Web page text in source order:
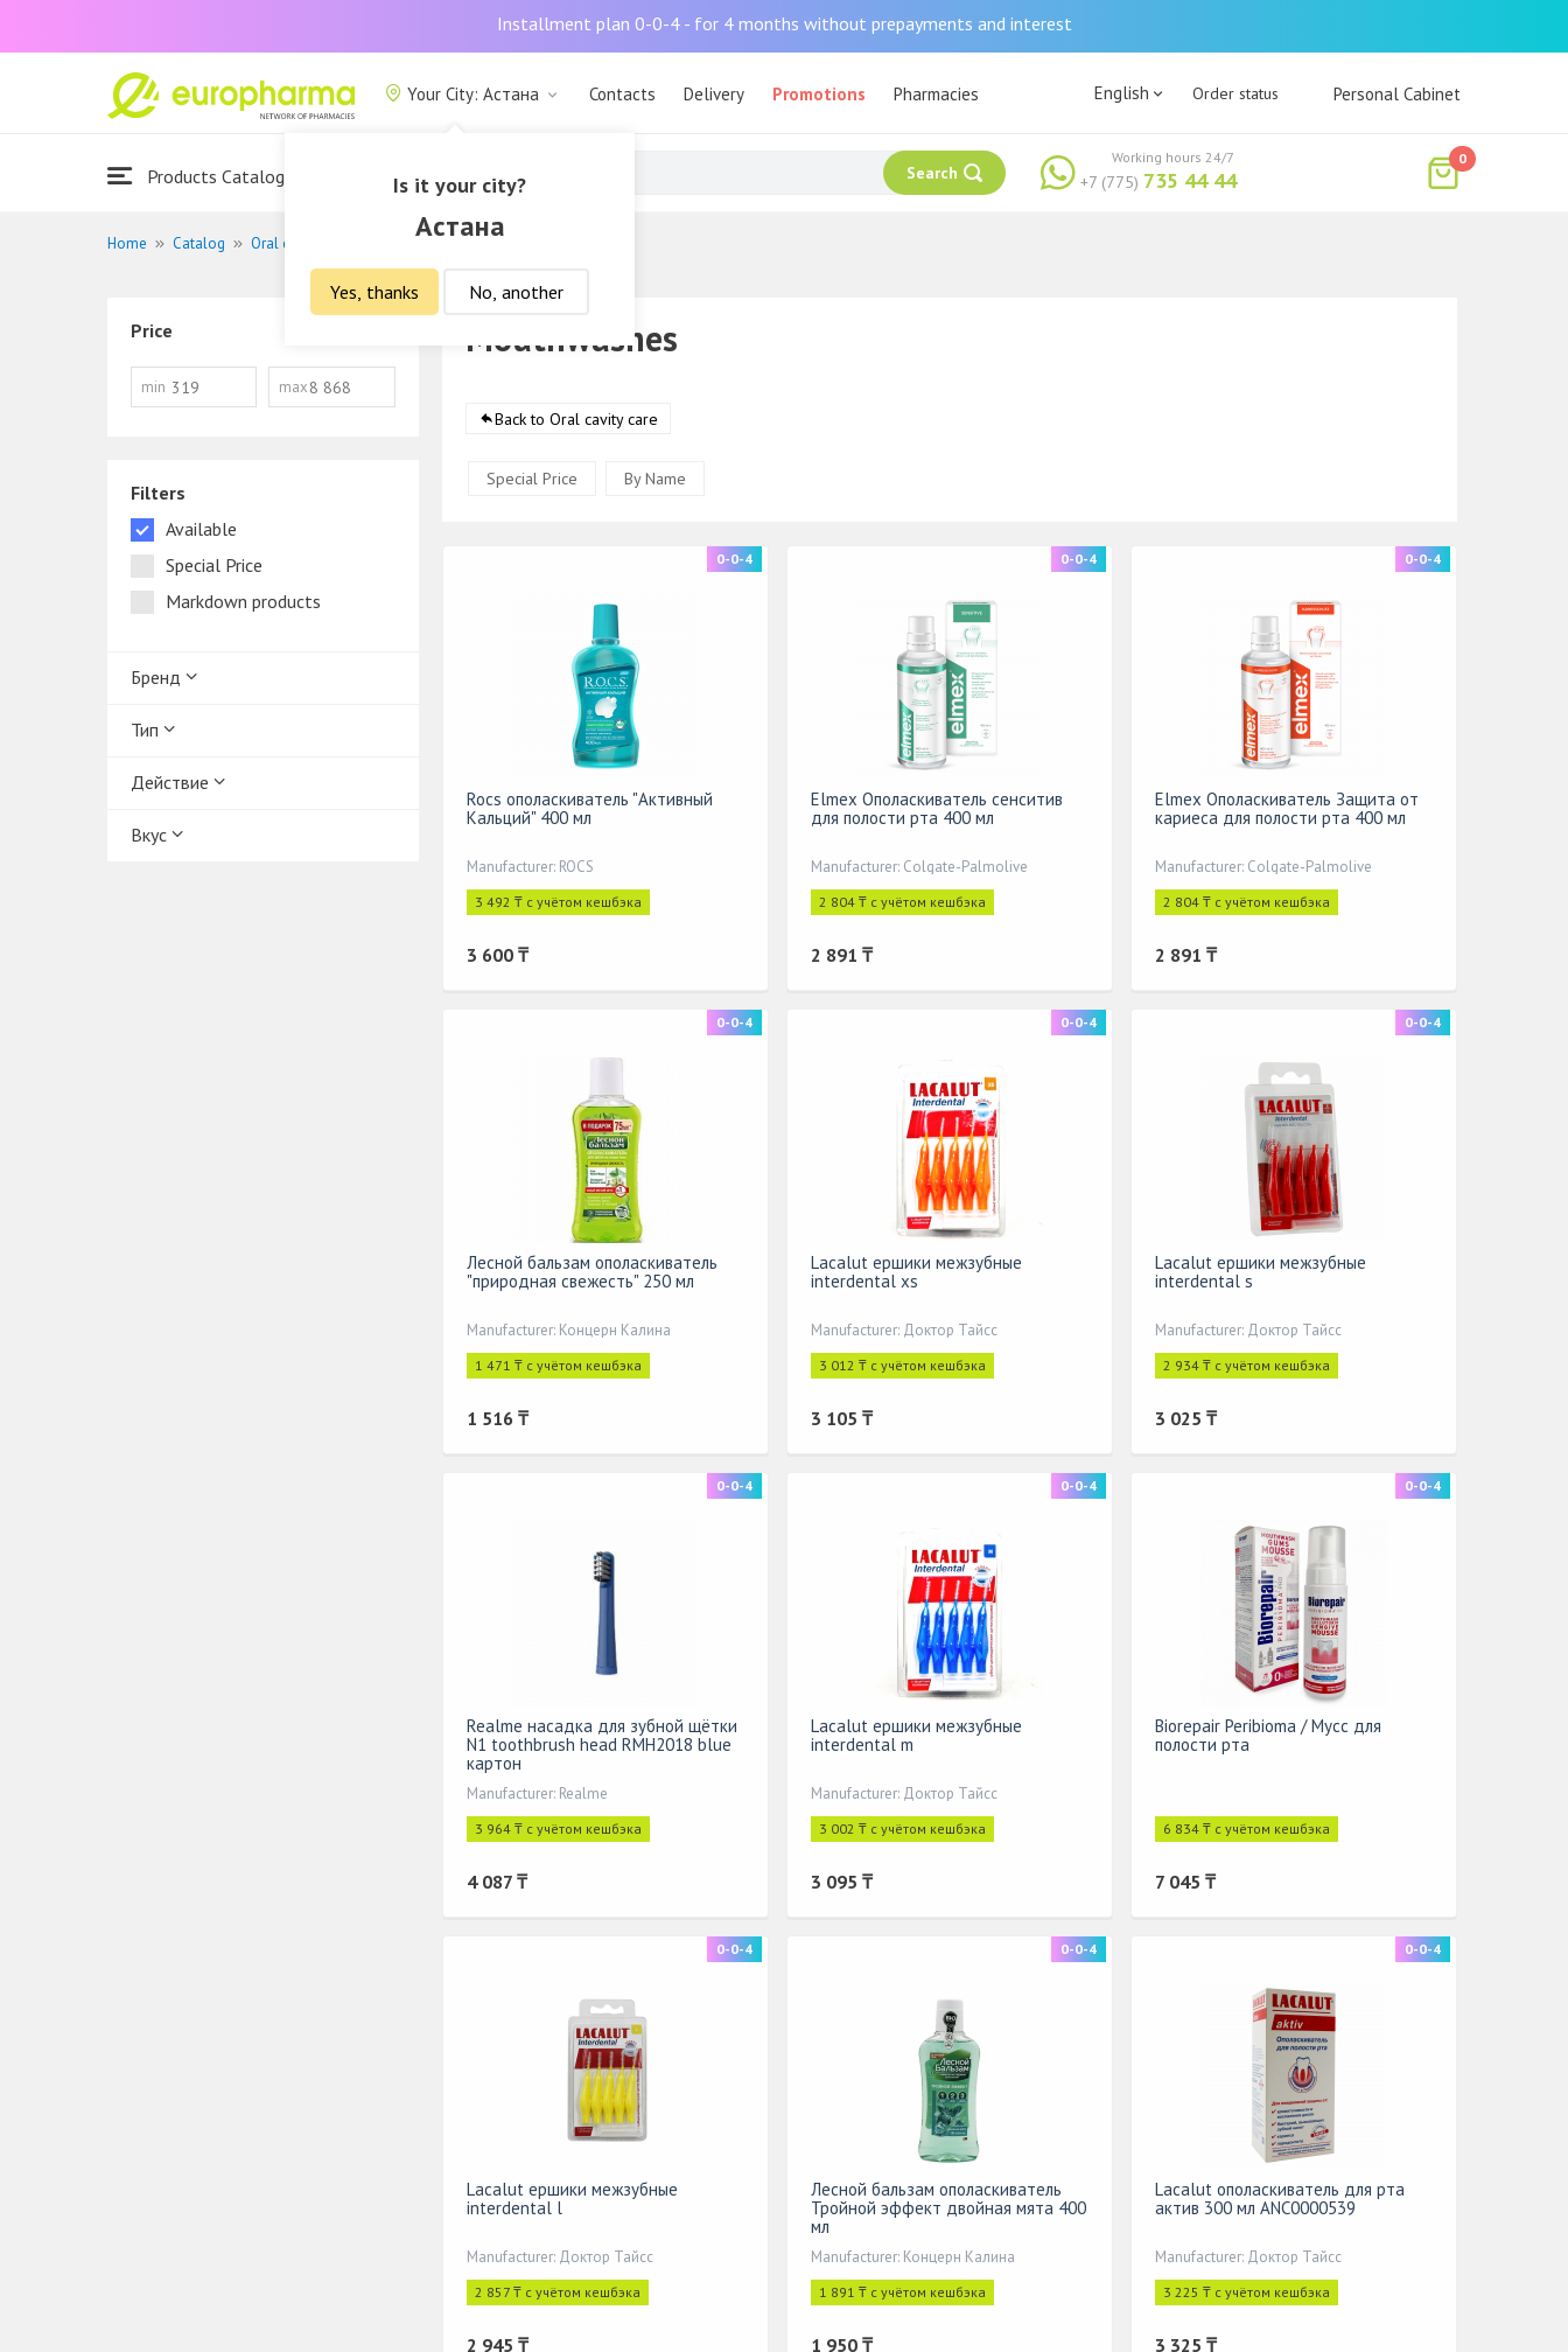
Installment plan 0-0-4 - for 4 months without prepayments and interest
Your City: Астана
Is it your city?
Астана
Yes, thanks No, another
Contacts Delivery Promotions Pharmacies
About Us
English Order status Personal Cabinet
Products Catalogue Search +7 (775) 735 44 44
Working hours 24/7 0
Home Catalog Oral cavity care
Price
min max
Filters
Available
Special Price
Markdown products
Бренд
Тип
Действие
Вкус
Mouthwashes
Back to Oral cavity care
Special Price By Name
0-0-4
Rocs ополаскиватель "Активный
Кальций" 400 мл
Manufacturer: ROCS
3 492 ₸ с учётом кешбэка
3 600 ₸
0-0-4
Elmex Ополаскиватель сенситив
для полости рта 400 мл
Manufacturer: Colgate-Palmolive
2 804 ₸ с учётом кешбэка
2 891 ₸
0-0-4
Elmex Ополаскиватель Защита от
кариеса для полости рта 400 мл
Manufacturer: Colgate-Palmolive
2 804 ₸ с учётом кешбэка
2 891 ₸
0-0-4
Лесной бальзам ополаскиватель
"природная свежесть" 250 мл
Manufacturer: Концерн Калина
1 471 ₸ с учётом кешбэка
1 516 ₸
0-0-4
Lacalut ершики межзубные
interdental xs
Manufacturer: Доктор Тайсс
3 012 ₸ с учётом кешбэка
3 105 ₸
0-0-4
Lacalut ершики межзубные
interdental s
Manufacturer: Доктор Тайсс
2 934 ₸ с учётом кешбэка
3 025 ₸
0-0-4
Realme насадка для зубной щётки
N1 toothbrush head RMH2018 blue
картон
Manufacturer: Realme
3 964 ₸ с учётом кешбэка
4 087 ₸
0-0-4
Lacalut ершики межзубные
interdental m
Manufacturer: Доктор Тайсс
3 002 ₸ с учётом кешбэка
3 095 ₸
0-0-4
Biorepair Peribioma / Мусс для
полости рта
6 834 ₸ с учётом кешбэка
7 045 ₸
0-0-4
Lacalut ершики межзубные
interdental l
Manufacturer: Доктор Тайсс
2 857 ₸ с учётом кешбэка
2 945 ₸
0-0-4
Лесной бальзам ополаскиватель
Тройной эффект двойная мята 400
мл
Manufacturer: Концерн Калина
1 891 ₸ с учётом кешбэка
1 950 ₸
0-0-4
Lacalut ополаскиватель для рта
актив 300 мл ANC0000539
Manufacturer: Доктор Тайсс
3 225 ₸ с учётом кешбэка
3 325 ₸